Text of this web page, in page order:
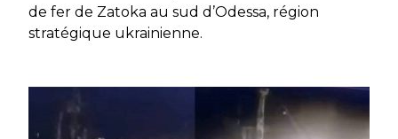
de fer de Zatoka au sud d’Odessa, région
stratégique ukrainienne.